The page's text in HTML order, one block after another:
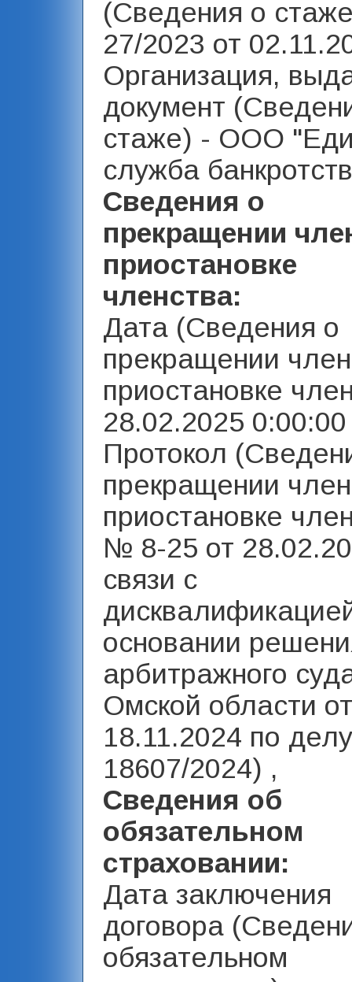
(Сведения о
27/2023 от
Организация,
документ
стаже) - ООО
служба
Сведения о
прекращении
приостановке
членства:
Дата (Сведения о
прекращении
приостановке
28.02.2025
Протокол
прекращении
приостановке
№ 8-25 от
связи с
основании
арбитражного
Омской области от
18.11.2024 по
18607/2024) ,
Сведения об
обязательном
страховании:
Дата заключения
договора
обязательном